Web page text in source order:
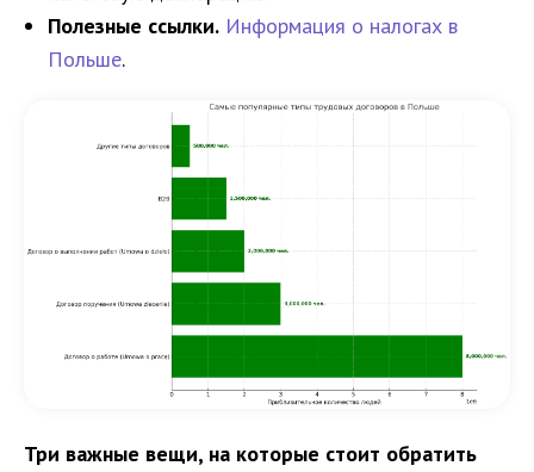
Полезные ссылки. Информация о налогах в
Польше.
Три важные вещи, на которые стоит обратить